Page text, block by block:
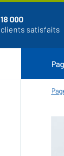
18 000
clients satisfaits